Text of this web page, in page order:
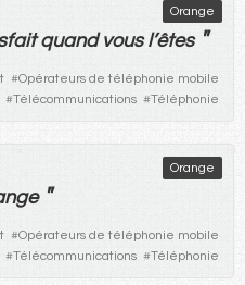
Orange
quand vousl’êtes "
#Opérateurs de téléphonie mobile
#Télécommunications #Téléphonie
Orange
"
#Opérateurs de téléphonie mobile
#Télécommunications #Téléphonie